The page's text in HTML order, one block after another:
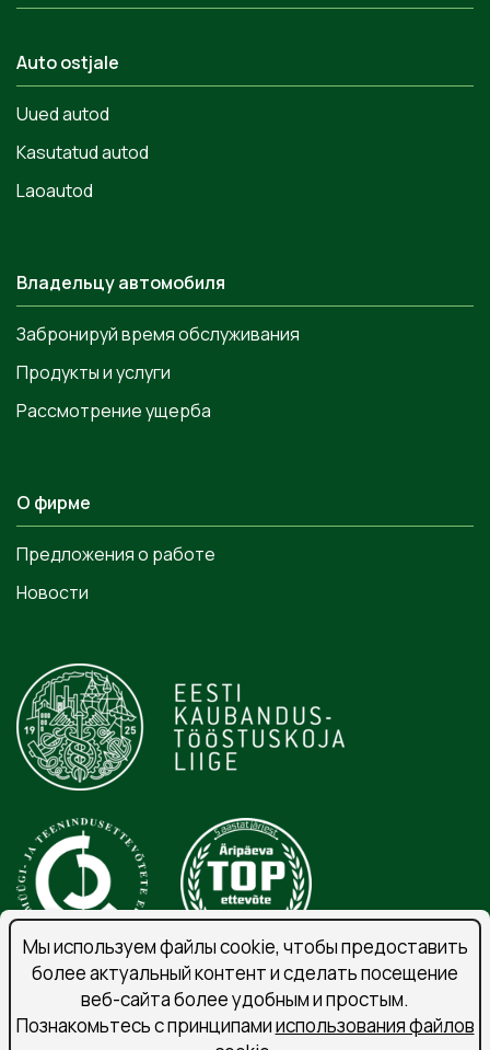
Auto ostjale
Uued autod
Kasutatud autod
Laoautod
Владельцу автомобиля
Забронируй время обслуживания
Продукты и услуги
Рассмотрение ущерба
О фирме
Предложения о работе
Новости
Порядок обработки личных данных
Подпишитесь на рассылку
Мы используем файлы cookie, чтобы предоставить
более актуальный контент и сделать посещение
веб-сайта более удобным и простым.
Познакомьтесь с принципамииспользования файлов